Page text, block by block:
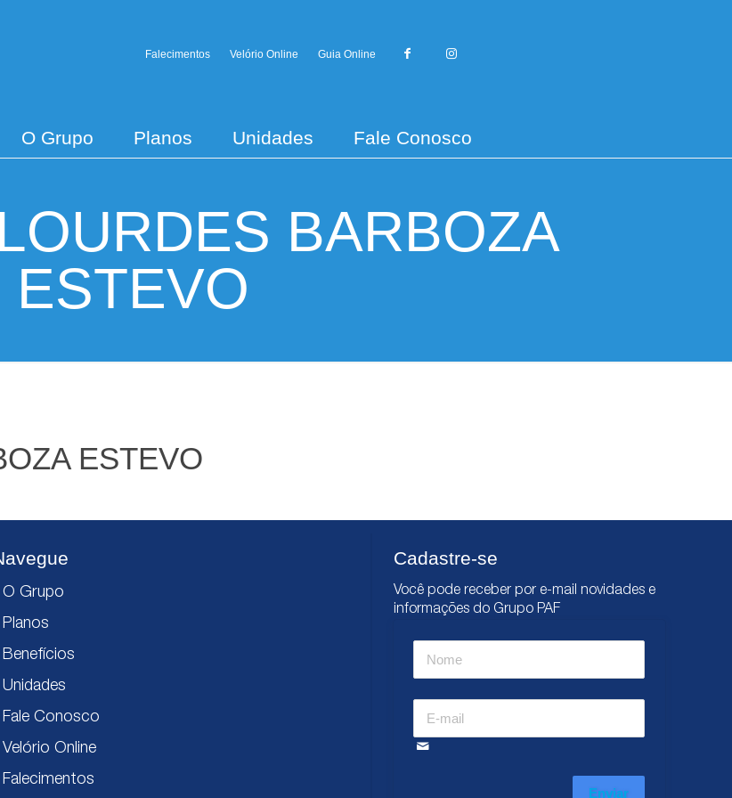
Falecimentos Velório Online Guia Online
O Grupo Planos Unidades Fale Conosco
BARBOZA
ESTEVO
ESTEVO
O Grupo
Planos
Benefícios
Unidades
Fale Conosco
Velório Online
Falecimentos
Cadastre-se
Você pode receber por e-mail novidades e
informações do Grupo PAF
Enviar